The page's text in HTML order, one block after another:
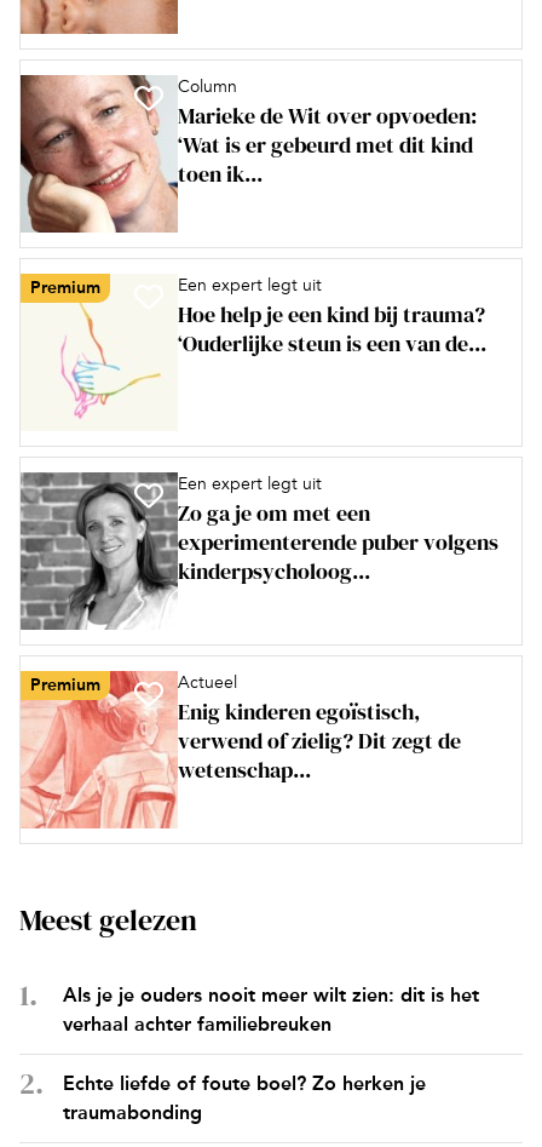
Column
Marieke de Wit over opvoeden:
‘Wat is er gebeurd met dit kind
toen ik...
Premium Een expert legt uit
Hoe help je een kind bij trauma?
‘Ouderlijke steun is een van de...
Een expert legt uit
Zo ga je om met een
experimenterende puber volgens
kinderpsycholoog...
Premium Actueel
Enig kinderen egoïstisch,
verwend of zielig? Dit zegt de
wetenschap...
Meest gelezen
Als je je ouders nooit meer wilt zien: dit is het
verhaal achter familiebreuken
Echte liefde of foute boel? Zo herken je
traumabonding